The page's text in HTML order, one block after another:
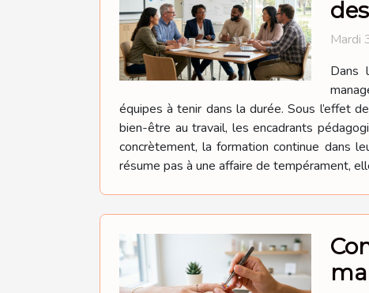
Mardi
Dans
équipes à tenir dans la durée. Sous l’effet
bien-être au travail, les encadrants
concrètement, la formation continue dans
résume pas à une affaire de tempérament,